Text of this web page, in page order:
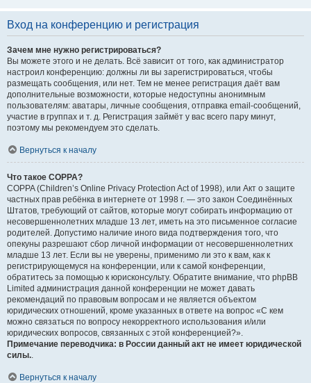
Вход на конференцию и регистрация
Зачем мне нужно регистрироваться?
Вы можете этого и не делать. Всё зависит от того, как администратор
настроил конференцию: должны ли вы зарегистрироваться, чтобы
размещать сообщения, или нет. Тем не менее регистрация даёт вам
дополнительные возможности, которые недоступны анонимным
пользователям: аватары, личные сообщения, отправка email-сообщений,
участие в группах и т. д. Регистрация займёт у вас всего пару минут,
поэтому мы рекомендуем это сделать.
Вернуться к началу
Что такое COPPA?
COPPA (Children’s Online Privacy Protection Act of 1998), или Акт о защите
частных прав ребёнка в интернете от 1998 г. — это закон Соединённых
Штатов, требующий от сайтов, которые могут собирать информацию от
несовершеннолетних младше 13 лет, иметь на это письменное согласие
родителей. Допустимо наличие иного вида подтверждения того, что
опекуны разрешают сбор личной информации от несовершеннолетних
младше 13 лет. Если вы не уверены, применимо ли это к вам, как к
регистрирующемуся на конференции, или к самой конференции,
обратитесь за помощью к юрисконсульту. Обратите внимание, что phpBB
Limited администрация данной конференции не может давать
рекомендаций по правовым вопросам и не является объектом
юридических отношений, кроме указанных в ответе на вопрос «С кем
можно связаться по вопросу некорректного использования и/или
юридических вопросов, связанных с этой конференцией?».
Примечание переводчика: в России данный акт не имеет юридической
силы..
Вернуться к началу